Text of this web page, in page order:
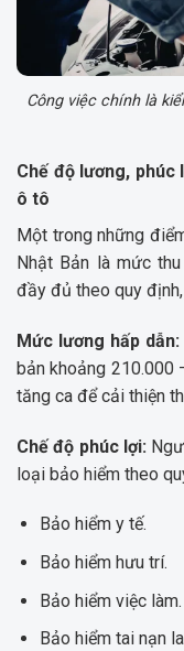
Công việc chính là
Chế độ lương,
ô tô
Một trong những
Nhật Bản là mức
đầy đủ theo quy
Mức lương hấp dẫn:
bản khoảng 210.000
tăng ca để cải thiện
Chế độ phúc lợi:
loại bảo hiểm theo
Bảo hiểm y tế.
Bảo hiểm hưu trí.
Bảo hiểm việc làm.
Bảo hiểm tai nạn